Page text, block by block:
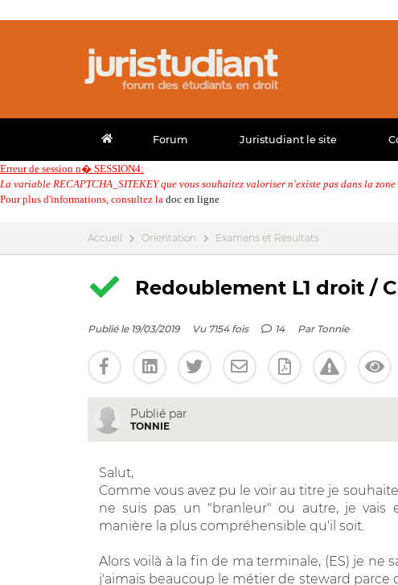
Forum Juristudiant le site
Erreur de session n� SESSION4:
La variable RECAPTCHA_SITEKEY que vous souhaitez valoriser n'existe pas dans la
Pour plus d'informations, consultez la doc en ligne
Accueil Orientation Examens et Résultats
Redoublement L1 droit /
Publié le 19/03/2019 Vu 7154 fois 14 Par Tonnie
Publié par
TONNIE
Salut,
Comme vous avez pu le voir au titre je
ne suis pas un "branleur" ou autre, je vais
manière la plus compréhensible qu'il soit.
Alors voilà à la fin de ma terminale, (ES) je ne
j'aimais beaucoup le métier de steward